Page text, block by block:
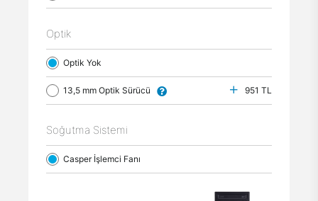
Optik
Optik Yok
13,5 mm Optik Sürücü 951 TL
Soğutma Sistemi
Casper İşlemci Fanı